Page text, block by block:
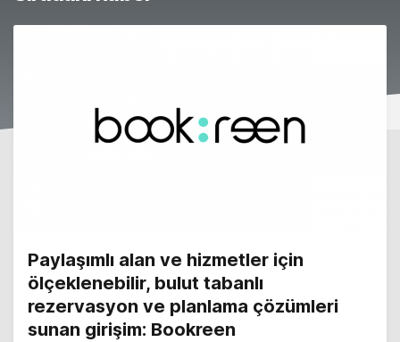
Paylaşımlı alan ve hizmetler için
ölçeklenebilir, bulut tabanlı
rezervasyon ve planlama çözümleri
sunan girişim: Bookreen